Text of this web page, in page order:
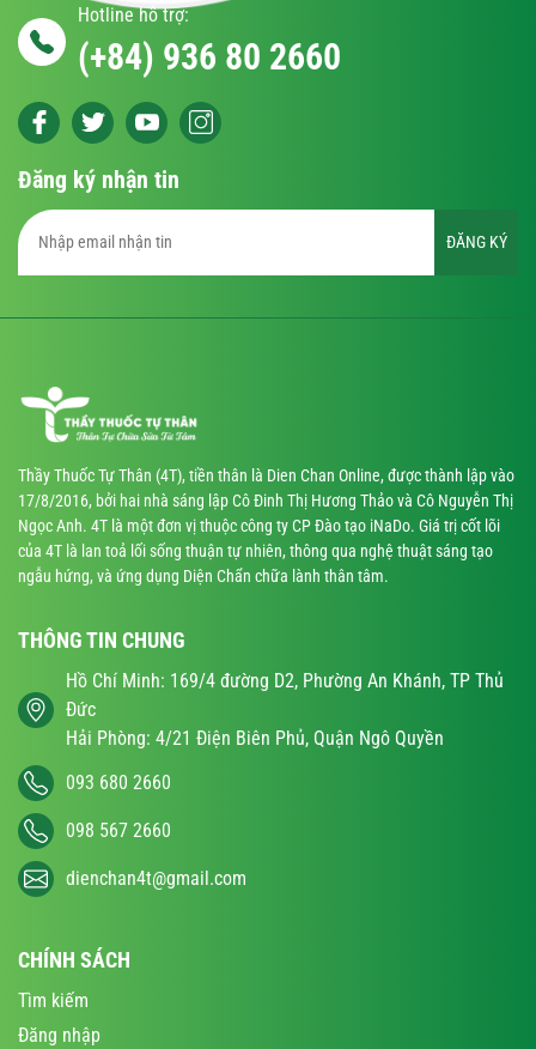
Hotline hỗ trợ:
(+84) 936 80 2660
Đăng ký nhận tin
ĐĂNG KÝ
Thầy Thuốc Tự Thân (4T), tiền thân là Dien Chan Online, được thành lập vào
17/8/2016, bởi hai nhà sáng lập Cô Đinh Thị Hương Thảo và Cô Nguyễn Thị
Ngọc Anh. 4T là một đơn vị thuộc công ty CP Đào tạo iNaDo. Giá trị cốt lõi
của 4T là lan toả lối sống thuận tự nhiên, thông qua nghệ thuật sáng tạo
ngẫu hứng, và ứng dụng Diện Chẩn chữa lành thân tâm.
THÔNG TIN CHUNG
Hồ Chí Minh: 169/4 đường D2, Phường An Khánh, TP Thủ
Đức
Hải Phòng: 4/21 Điện Biên Phủ, Quận Ngô Quyền
093 680 2660
098 567 2660
dienchan4t@gmail.com
CHÍNH SÁCH
Tìm kiếm
Đăng nhập